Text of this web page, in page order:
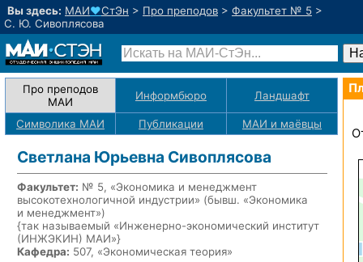
Вы здесь: МАИ♥СтЭн > Про преподов > Факультет № 5 >
С. Ю. Сивоплясова
Про преподов
МАИ
Информбюро Ландшафт
Символика МАИ Публикации МАИ и маёвцы
Светлана Юрьевна Сивоплясова
Факультет: № 5, «Экономика и менеджмент
высокотехнологичной индустрии» (бывш. «Экономика
и менеджмент»)
{так называемый «Инженерно-экономический институт
(ИНЖЭКИН) МАИ»}
Кафедра: 507, «Экономическая теория»